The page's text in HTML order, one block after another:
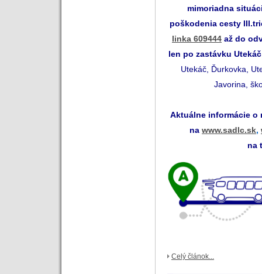
mimoriadna
poškodenia cesty
linka 609444 až do
len po zastávku
Utekáč, Ďurkovka,
Javorina,
Aktuálne informácie o
na www.sadlc.sk,
na
Celý článok...